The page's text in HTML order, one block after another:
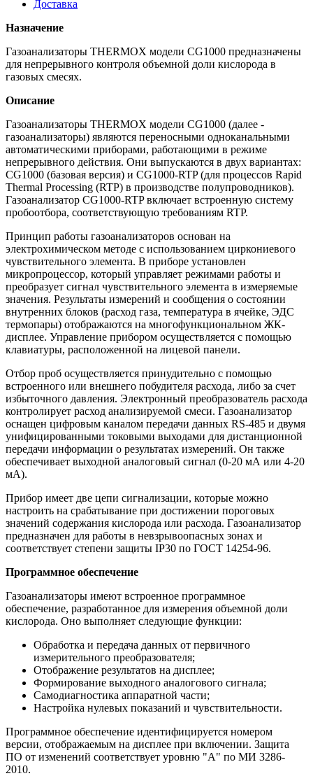
Доставка
Назначение
Газоанализаторы THERMOX модели CG1000 предназначены
для непрерывного контроля объемной доли кислорода в
газовых смесях.
Описание
Газоанализаторы THERMOX модели CG1000 (далее -
газоанализаторы) являются переносными одноканальными
автоматическими приборами, работающими в режиме
непрерывного действия. Они выпускаются в двух вариантах:
CG1000 (базовая версия) и CG1000-RTP (для процессов Rapid
Thermal Processing (RTP) в производстве полупроводников).
Газоанализатор CG1000-RTP включает встроенную систему
пробоотбора, соответствующую требованиям RTP.
Принцип работы газоанализаторов основан на
электрохимическом методе с использованием циркониевого
чувствительного элемента. В приборе установлен
микропроцессор, который управляет режимами работы и
преобразует сигнал чувствительного элемента в измеряемые
значения. Результаты измерений и сообщения о состоянии
внутренних блоков (расход газа, температура в ячейке, ЭДС
термопары) отображаются на многофункциональном ЖК-
дисплее. Управление прибором осуществляется с помощью
клавиатуры, расположенной на лицевой панели.
Отбор проб осуществляется принудительно с помощью
встроенного или внешнего побудителя расхода, либо за счет
избыточного давления. Электронный преобразователь расхода
контролирует расход анализируемой смеси. Газоанализатор
оснащен цифровым каналом передачи данных RS-485 и двумя
унифицированными токовыми выходами для дистанционной
передачи информации о результатах измерений. Он также
обеспечивает выходной аналоговый сигнал (0-20 мА или 4-20
мА).
Прибор имеет две цепи сигнализации, которые можно
настроить на срабатывание при достижении пороговых
значений содержания кислорода или расхода. Газоанализатор
предназначен для работы в невзрывоопасных зонах и
соответствует степени защиты IP30 по ГОСТ 14254-96.
Программное обеспечение
Газоанализаторы имеют встроенное программное
обеспечение, разработанное для измерения объемной доли
кислорода. Оно выполняет следующие функции:
Обработка и передача данных от первичного
измерительного преобразователя;
Отображение результатов на дисплее;
Формирование выходного аналогового сигнала;
Самодиагностика аппаратной части;
Настройка нулевых показаний и чувствительности.
Программное обеспечение идентифицируется номером
версии, отображаемым на дисплее при включении. Защита
ПО от изменений соответствует уровню "А" по МИ 3286-
2010.